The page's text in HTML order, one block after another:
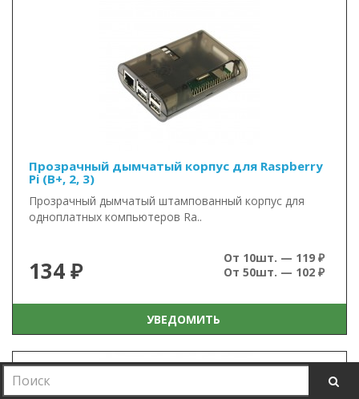
Прозрачный дымчатый корпус для Raspberry
Pi (B+, 2, 3)
Прозрачный дымчатый штампованный корпус для
одноплатных компьютеров Ra..
134 ₽
От 10шт. — 119 ₽
От 50шт. — 102 ₽
УВЕДОМИТЬ